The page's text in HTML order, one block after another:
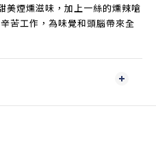
美煙燻滋味，加上一絲的燻辣嗆
苦工作，為味覺和頭腦帶來全